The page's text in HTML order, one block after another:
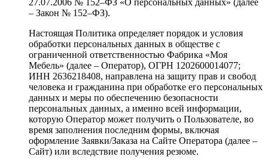
27.07.2006 № 152–ФЗ «О персональных данных» (далее
– Закон № 152–ФЗ).
Настоящая Политика определяет порядок и условия
обработки персональных данных в обществе с
ограниченной ответственностью Фабрика «Моя
Мебель» (далее – Оператор), ОГРН 1202600014077;
ИНН 2636218408, направлена на защиту прав и свобод
человека и гражданина при обработке его персональных
данных и меры по обеспечению безопасности
персональных данных, а именно всей информации,
которую Оператор может получить о Пользователе, во
время заполнения последним формы, включая
оформление Заявки/Заказа на Сайте Оператора (далее –
Сайт) или вследствие получения резюме.